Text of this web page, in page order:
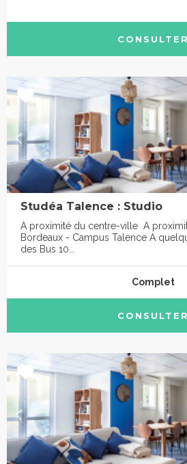
CONSULTER
Studéa Talence : Studio
A proximité du centre-ville A
Bordeaux - Campus Talence A
des Bus 10...
Complet
CONSULTER